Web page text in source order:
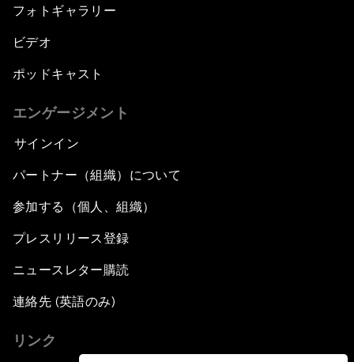
フォトギャラリー
ビデオ
ポッドキャスト
エンゲージメント
サインイン
パートナー（組織）について
参加する（個人、組織）
プレスリリース登録
ニュースレター購読
連絡先 (英語のみ)
リンク